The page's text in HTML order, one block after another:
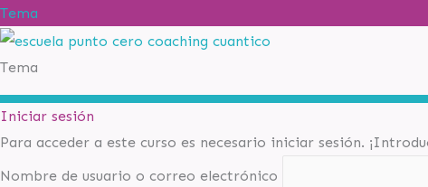
Tema
Tema
Iniciar sesión
Para acceder a este curso es necesario iniciar sesión.
Nombre de usuario o correo electrónico